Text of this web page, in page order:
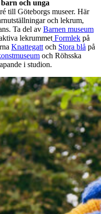
och unga
till Göteborgs museer. Här
och lekrum,
Ta del av Barnen museum
lekrummet Formlek på
Knattegatt och Stora blå på
och Röhsska
i studion.